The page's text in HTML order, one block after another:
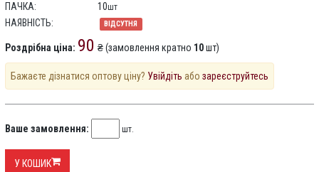
ПАЧКА:
10шт
НАЯВНІСТЬ: ВІДСУТНЯ
Роздрібна ціна: 90 ₴ (замовлення кратно 10шт)
Бажаєте дізнатися оптову ціну? Увійдіть або зареєструйтесь
Ваше замовлення: шт.
У КОШИК